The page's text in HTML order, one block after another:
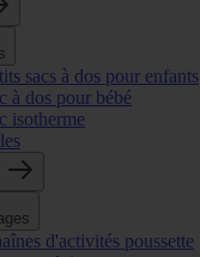
sacs à dos pour enfants
à dos pour bébé
isotherme
d'activités poussette